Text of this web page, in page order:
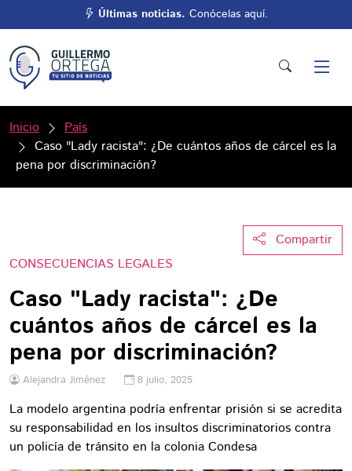
Últimas noticias. Conócelas aquí.
Inicio
País
Caso "Lady racista": ¿De cuántos años de cárcel es la
pena por discriminación?
Compartir
CONSECUENCIAS LEGALES
Caso "Lady racista": ¿De
cuántos años de cárcel es la
pena por discriminación?
Alejandra Jiménez 8 julio, 2025
La modelo argentina podría enfrentar prisión si se acredita
su responsabilidad en los insultos discriminatorios contra
un policía de tránsito en la colonia Condesa